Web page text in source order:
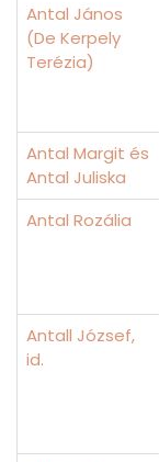
Antal János
(De Kerpely
Terézia)
Antal Margit és
Antal Juliska
Antal Rozália
Antall József,
id.